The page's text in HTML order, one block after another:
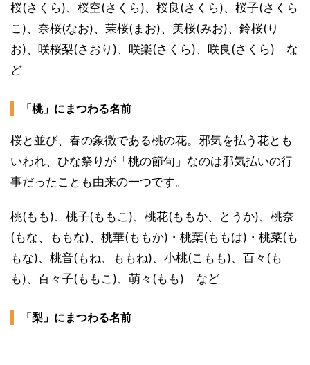
桜(さくら)、桜空(さくら)、桜良(さくら)、桜子(さくら
こ)、奈桜(なお)、茉桜(まお)、美桜(みお)、鈴桜(り
お)、咲桜梨(さおり)、咲楽(さくら)、咲良(さくら) な
ど
「桃」にまつわる名前
桜と並び、春の象徴である桃の花。邪気を払う花とも
いわれ、ひな祭りが「桃の節句」なのは邪気払いの行
事だったことも由来の一つです。
桃(もも)、桃子(ももこ)、桃花(ももか、とうか)、桃奈
(もな、ももな)、桃華(ももか)・桃葉(ももは)・桃菜(も
もな)、桃音(もね、ももね)、小桃(こもも)、百々(も
も)、百々子(ももこ)、萌々(もも) など
「梨」にまつわる名前